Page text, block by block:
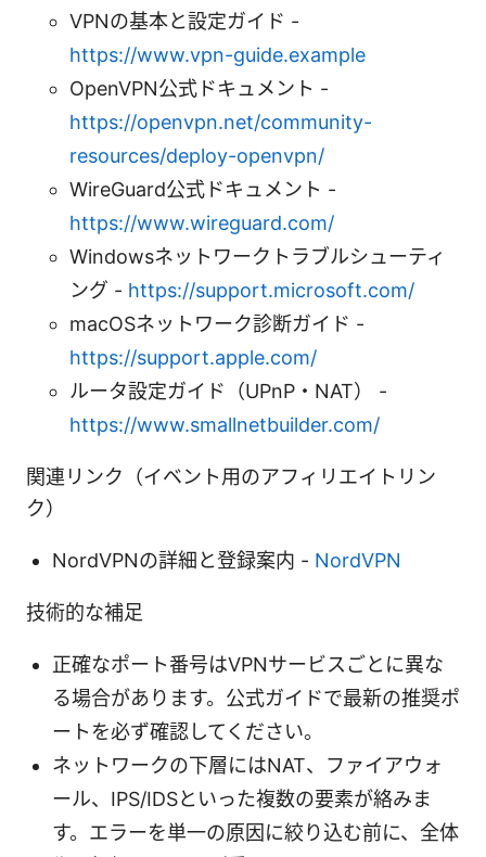
VPNの基本と設定ガイド -
https://www.vpn-guide.example
OpenVPN公式ドキュメント -
https://openvpn.net/community-
resources/deploy-openvpn/
WireGuard公式ドキュメント -
https://www.wireguard.com/
Windowsネットワークトラブルシューティ
ング - https://support.microsoft.com/
macOSネットワーク診断ガイド -
https://support.apple.com/
ルータ設定ガイド（UPnP・NAT） -
https://www.smallnetbuilder.com/
関連リンク（イベント用のアフィリエイトリン
ク）
NordVPNの詳細と登録案内 - NordVPN
技術的な補足
正確なポート番号はVPNサービスごとに異な
る場合があります。公式ガイドで最新の推奨ポ
ートを必ず確認してください。
ネットワークの下層にはNAT、ファイアウォ
ール、IPS/IDSといった複数の要素が絡みま
す。エラーを単一の原因に絞り込む前に、全体